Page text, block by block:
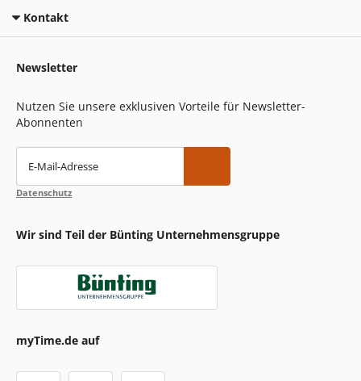
Kontakt
Newsletter
Nutzen Sie unsere exklusiven Vorteile für Newsletter-
Abonnenten
E-Mail-Adresse
Datenschutz
Wir sind Teil der Bünting Unternehmensgruppe
myTime.de auf